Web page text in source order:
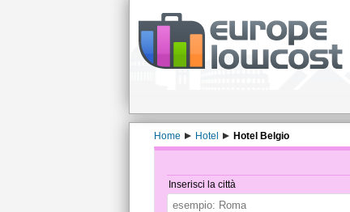
Home Hotel Hotel Belgio
Inserisci la città